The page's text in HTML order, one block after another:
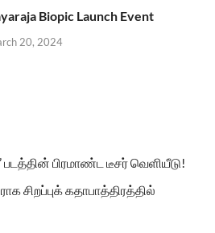
Biopic Launch Event
20, 2024
படத்தின் பிரமாண்ட டீசர் வெளியீடு!
சிறப்புக் கதாபாத்திரத்தில்